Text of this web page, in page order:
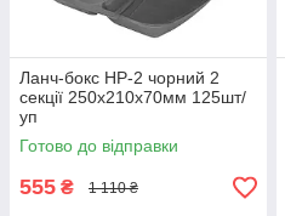
Ланч-бокс НР-2 чорний 2
секції 250x210x70мм 125шт/
уп
Готово до відправки
555 ₴ 1 110 ₴